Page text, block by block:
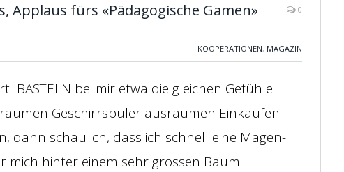
Applaus fürs «Pädagogische Gamen» 0
KOOPERATIONEN, MAGAZIN
BASTELN bei mir etwa die gleichen Gefühle
Geschirrspüler ausräumen Einkaufen
dann schau ich, dass ich schnell eine Magen-
mich hinter einem sehr grossen Baum